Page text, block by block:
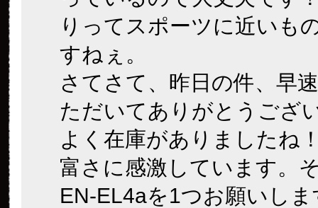
りってスポーツに近いも
すねぇ。
さてさて、昨日の件、早
ただいてありがとうござ
よく在庫がありましたね
富さに感激しています。
EN-EL4aを1つお願いしま